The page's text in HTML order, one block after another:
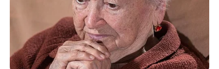
PMU à consulter un peu plus bas sur cette même page.
Synthèse incontournable du Quinté du jour
en 5 chevaux proposée par Logic-Prono
Obtenez en quelques secondes le meilleur pronostic